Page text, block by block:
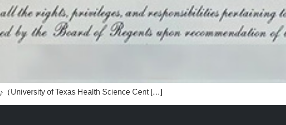
University of Texas Health Science Cent […]